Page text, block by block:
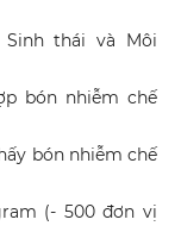
thái và Môi
bón nhiễm chế
bón nhiễm chế
(- 500 đơn vị